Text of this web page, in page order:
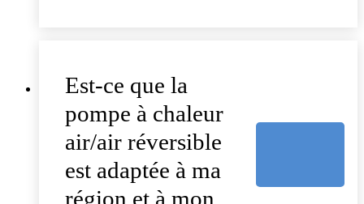
Est-ce que la
pompe à chaleur
air/air réversible
est adaptée à ma
région et à mon